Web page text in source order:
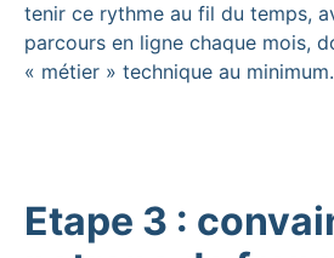
tenir ce rythme au fil du temps,
parcours en ligne chaque mois,
« métier » technique au minimum.
Etape 3 :